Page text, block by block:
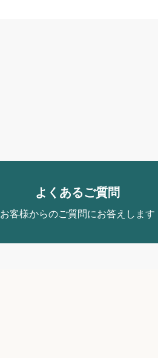
よくあるご質問
お客様からのご質問にお答えします